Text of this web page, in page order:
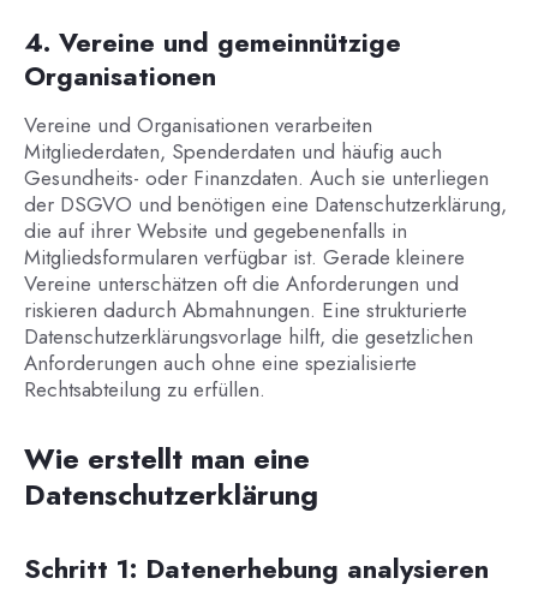
4. Vereine und gemeinnützige
Organisationen
Vereine und Organisationen verarbeiten
Mitgliederdaten, Spenderdaten und häufig auch
Gesundheits- oder Finanzdaten. Auch sie unterliegen
der DSGVO und benötigen eine Datenschutzerklärung,
die auf ihrer Website und gegebenenfalls in
Mitgliedsformularen verfügbar ist. Gerade kleinere
Vereine unterschätzen oft die Anforderungen und
riskieren dadurch Abmahnungen. Eine strukturierte
Datenschutzerklärungsvorlage hilft, die gesetzlichen
Anforderungen auch ohne eine spezialisierte
Rechtsabteilung zu erfüllen.
Wie erstellt man eine
Datenschutzerklärung
Schritt 1: Datenerhebung analysieren